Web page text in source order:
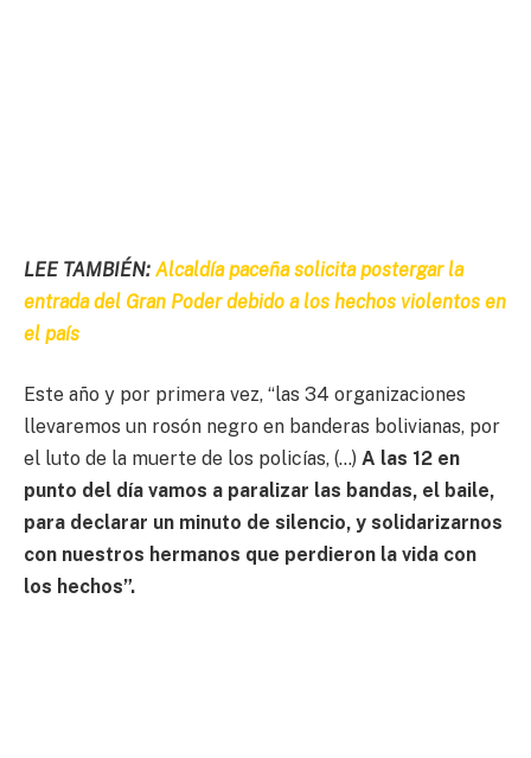
LEE TAMBIÉN: Alcaldía paceña solicita postergar la
entrada del Gran Poder debido a los hechos violentos en
el país
Este año y por primera vez, “las 34 organizaciones
llevaremos un rosón negro en banderas bolivianas, por
el luto de la muerte de los policías, (…) A las 12 en
punto del día vamos a paralizar las bandas, el baile,
para declarar un minuto de silencio, y solidarizarnos
con nuestros hermanos que perdieron la vida con
los hechos”.